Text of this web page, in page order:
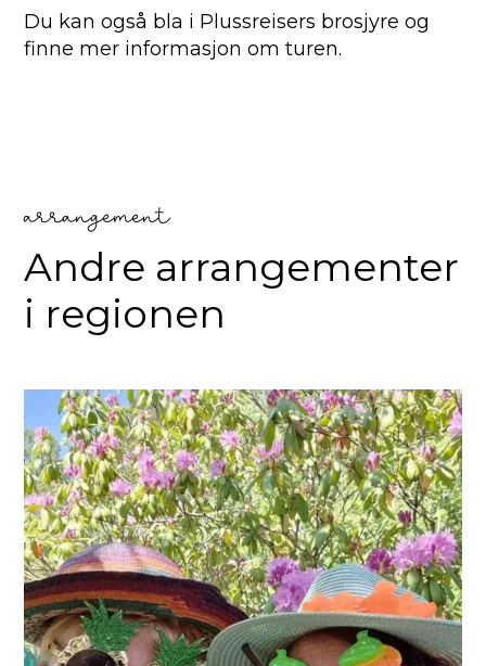
Du kan også bla i Plussreisers brosjyre og
finne mer informasjon om turen.
arrangement
Andre arrangementer
i regionen